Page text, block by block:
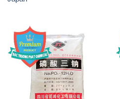
Na3PO4 – Trisodium
Phosphate Trung Quốc China